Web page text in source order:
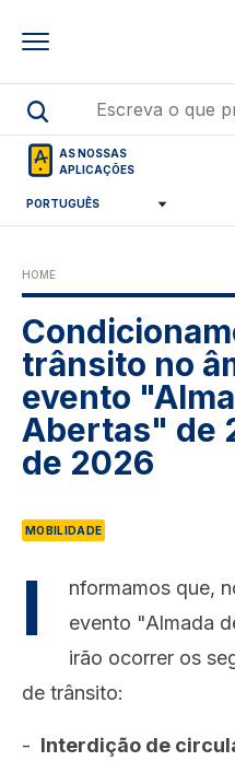
AS NOSSAS
APLICAÇÕES
HOME
trânsito no
evento
Abertas" de
de 2026
MOBILIDADE
I
nformamos que,
evento "Almada
irão ocorrer os
de trânsito:
- Interdição de